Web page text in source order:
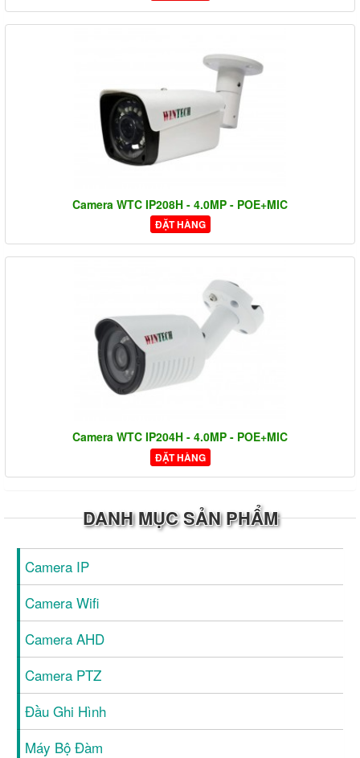
Camera WTC IP208H - 4.0MP - POE+MIC
ĐẶT HÀNG
Camera WTC IP204H - 4.0MP - POE+MIC
ĐẶT HÀNG
DANH MỤC SẢN PHẨM
Camera IP
Camera Wifi
Camera AHD
Camera PTZ
Đầu Ghi Hình
Máy Bộ Đàm